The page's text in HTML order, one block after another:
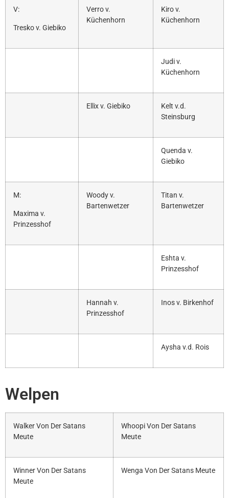
V:
Tresko v. Giebiko
Verro v.
Küchenhorn
Kiro v.
Küchenhorn
Judi v.
Küchenhorn
Ellix v. Giebiko
Kelt v.d.
Steinsburg
Quenda v.
Giebiko
M:
Maxima v.
Prinzesshof
Woody v.
Bartenwetzer
Titan v.
Bartenwetzer
Eshta v.
Prinzesshof
Hannah v.
Prinzesshof
Inos v. Birkenhof
Aysha v.d. Rois
Welpen
Walker Von Der Satans
Meute
Whoopi Von Der Satans
Meute
Winner Von Der Satans
Meute
Wenga Von Der Satans Meute